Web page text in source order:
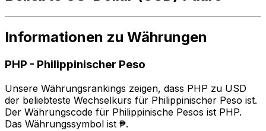
Informationen zu Währungen
PHP - Philippinischer Peso
Unsere Währungsrankings zeigen, dass PHP zu USD
der beliebteste Wechselkurs für Philippinischer Peso ist.
Der Währungscode für Philippinische Pesos ist PHP.
Das Währungssymbol ist ₱.